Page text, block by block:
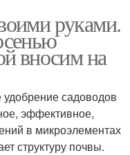
руками.
вносим на
садоводов
эффективное,
в микроэлементах
структуру почвы.